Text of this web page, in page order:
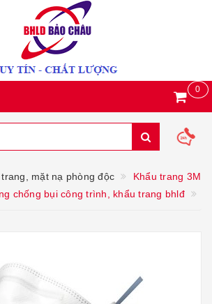
0
trang, mặt nạ phòng độc
Khẩu trang 3M
chống bụi công trình, khẩu trang bhlđ